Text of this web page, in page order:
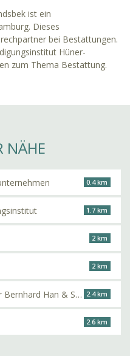
ist ein
Dieses
bei Bestattungen.
Hüner-
zum Thema Bestattung.
NÄHE
0.4 km
1.7 km
2 km
2 km
Beerdigungsinstitut St. Anschar Bernhard Han & Sohn 2.4 km
2.6 km